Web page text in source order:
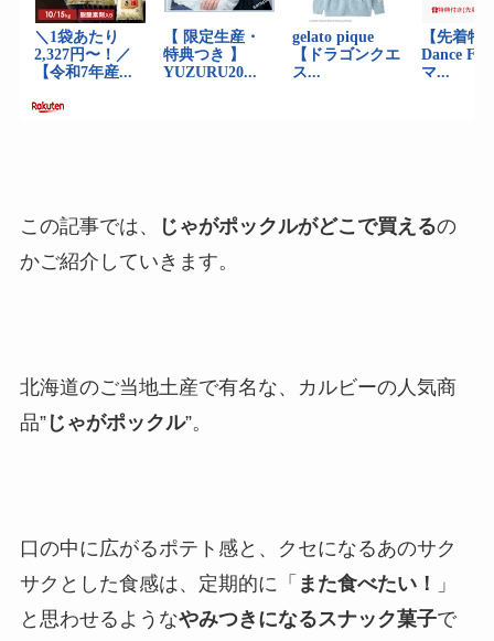
この記事では、 じゃがポックルがどこで買えるの
かご紹介していきます。
北海道のご当地土産で有名な、カルビーの人気商
品”じゃがポックル”。
口の中に広がるポテト感と、クセになるあのサク
サクとした食感は、定期的に「 また食べたい！
」
と思わせるようなやみつきになるスナック菓子で